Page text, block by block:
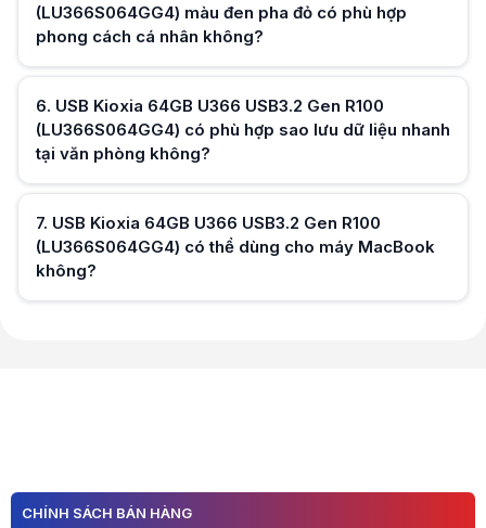
Hữu ích (0)
(LU366S064GG4) màu đen pha đỏ có phù hợp
phong cách cá nhân không?
Hữu ích (0)
6. USB Kioxia 64GB U366 USB3.2 Gen R100
(LU366S064GG4) có phù hợp sao lưu dữ liệu nhanh
tại văn phòng không?
Hữu ích (
7. USB Kioxia 64GB U366 USB3.2 Gen R100
(LU366S064GG4) có thể dùng cho máy MacBook
không?
CHÍNH SÁCH BÁN HÀNG